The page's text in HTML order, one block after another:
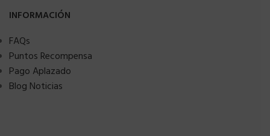
INFORMACIÓN
FAQs
Puntos Recompensa
Pago Aplazado
Blog Noticias